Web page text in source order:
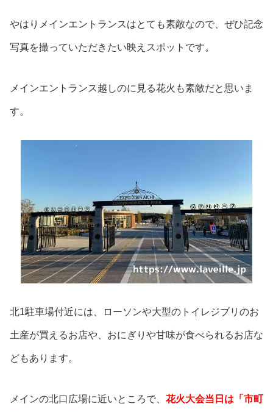
やはりメインエントランスはとても素敵なので、ぜひ記念
写真を撮っていただきたい映えスポットです。
メインエントランス越しのに見る花火も素敵だと思いま
す。
北1駐車場付近には、ローソンや大型のトイレジブリのお
土産が買えるお店や、おにぎりや甘味が食べられるお店な
どもあります。
メインの北口広場に近いところで、 花火大会当日は「市町